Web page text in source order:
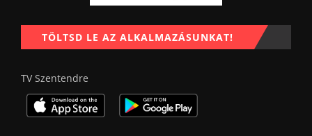
TÖLTSD LE AZ ALKALMAZÁSUNKAT!
TV Szentendre